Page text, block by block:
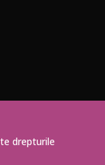
drepturile